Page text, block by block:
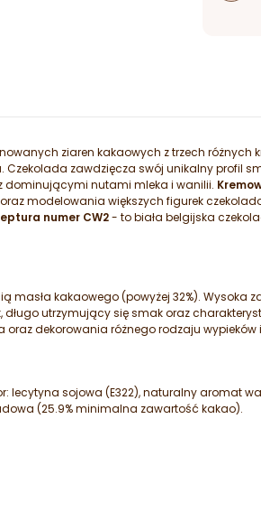
ziaren kakaowych z trzech różnych
zawdzięcza swój unikalny profil
dominującymi nutami mleka i wanilii.
modelowania większych figurek
numer CW2- to biała belgijska
kakaowego (powyżej 32%). Wysoka
utrzymujący się smak oraz
dekorowania różnego rodzaju wypieków
lecytyna sojowa (E322), naturalny aromat
(25.9% minimalna zawartość kakao).